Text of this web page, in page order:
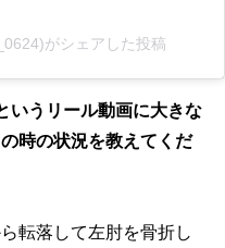
がシェアした投稿
うリール動画に大きな
時の状況を教えてくだ
転落して左肘を骨折し